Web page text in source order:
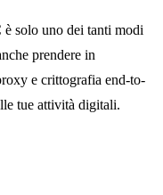
solo uno dei tanti modi
prendere in
e crittografia end-to-
tue attività digitali.